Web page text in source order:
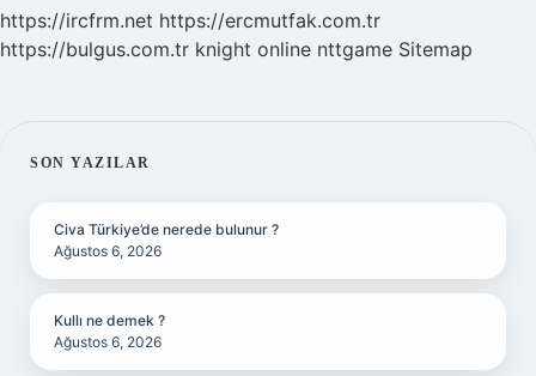
https://ircfrm.net https://ercmutfak.com.tr
https://bulgus.com.tr knight online nttgame Sitemap
SIDEBAR
SON YAZILAR
Civa Türkiye’de nerede bulunur ?
Ağustos 6, 2026
Kullı ne demek ?
Ağustos 6, 2026